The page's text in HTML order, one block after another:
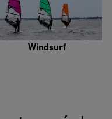
Windsurf